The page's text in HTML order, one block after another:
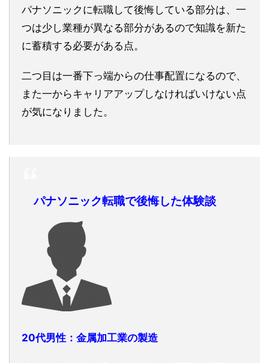
パナソニックに転職して後悔している部分は、一
つは少し業種が異なる部分があるので知識を新た
に蓄積する必要がある点。
二つ目は一番下っ端からの仕事配置になるので、
また一からキャリアアップしなければいけない点
が気になりました。
パナソニック転職で後悔した体験談
20代男性：金属加工業の製造